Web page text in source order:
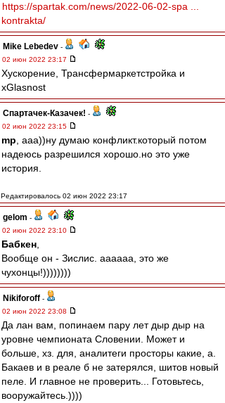
https://spartak.com/news/2022-06-02-spa ...
kontrakta/
Mike Lebedev -
02 июн 2022 23:17
Хускорение, Трансфермаpкетстройка и
xGlasnost
Спартачек-Казачек! -
02 июн 2022 23:15
mp , ааа))ну думаю конфликт.который потом
надеюсь разрешился хорошо.но это уже
история.
Редактировалось 02 июн 2022 23:17
gelom -
02 июн 2022 23:10
Бабкен
Вообще он - Зислис. аааааа, это же
чухонцы!))))))))
Nikiforoff -
02 июн 2022 23:08
Да лан вам, попинаем пару лет дыр дыр на
уровне чемпионата Словении. Может и
больше, хз. для, аналитеги просторы какие, а.
Бакаев и в реале б не затерялся, шитов новый
пеле. И главное не проверить... Готовьтесь,
вооружайтесь.))))